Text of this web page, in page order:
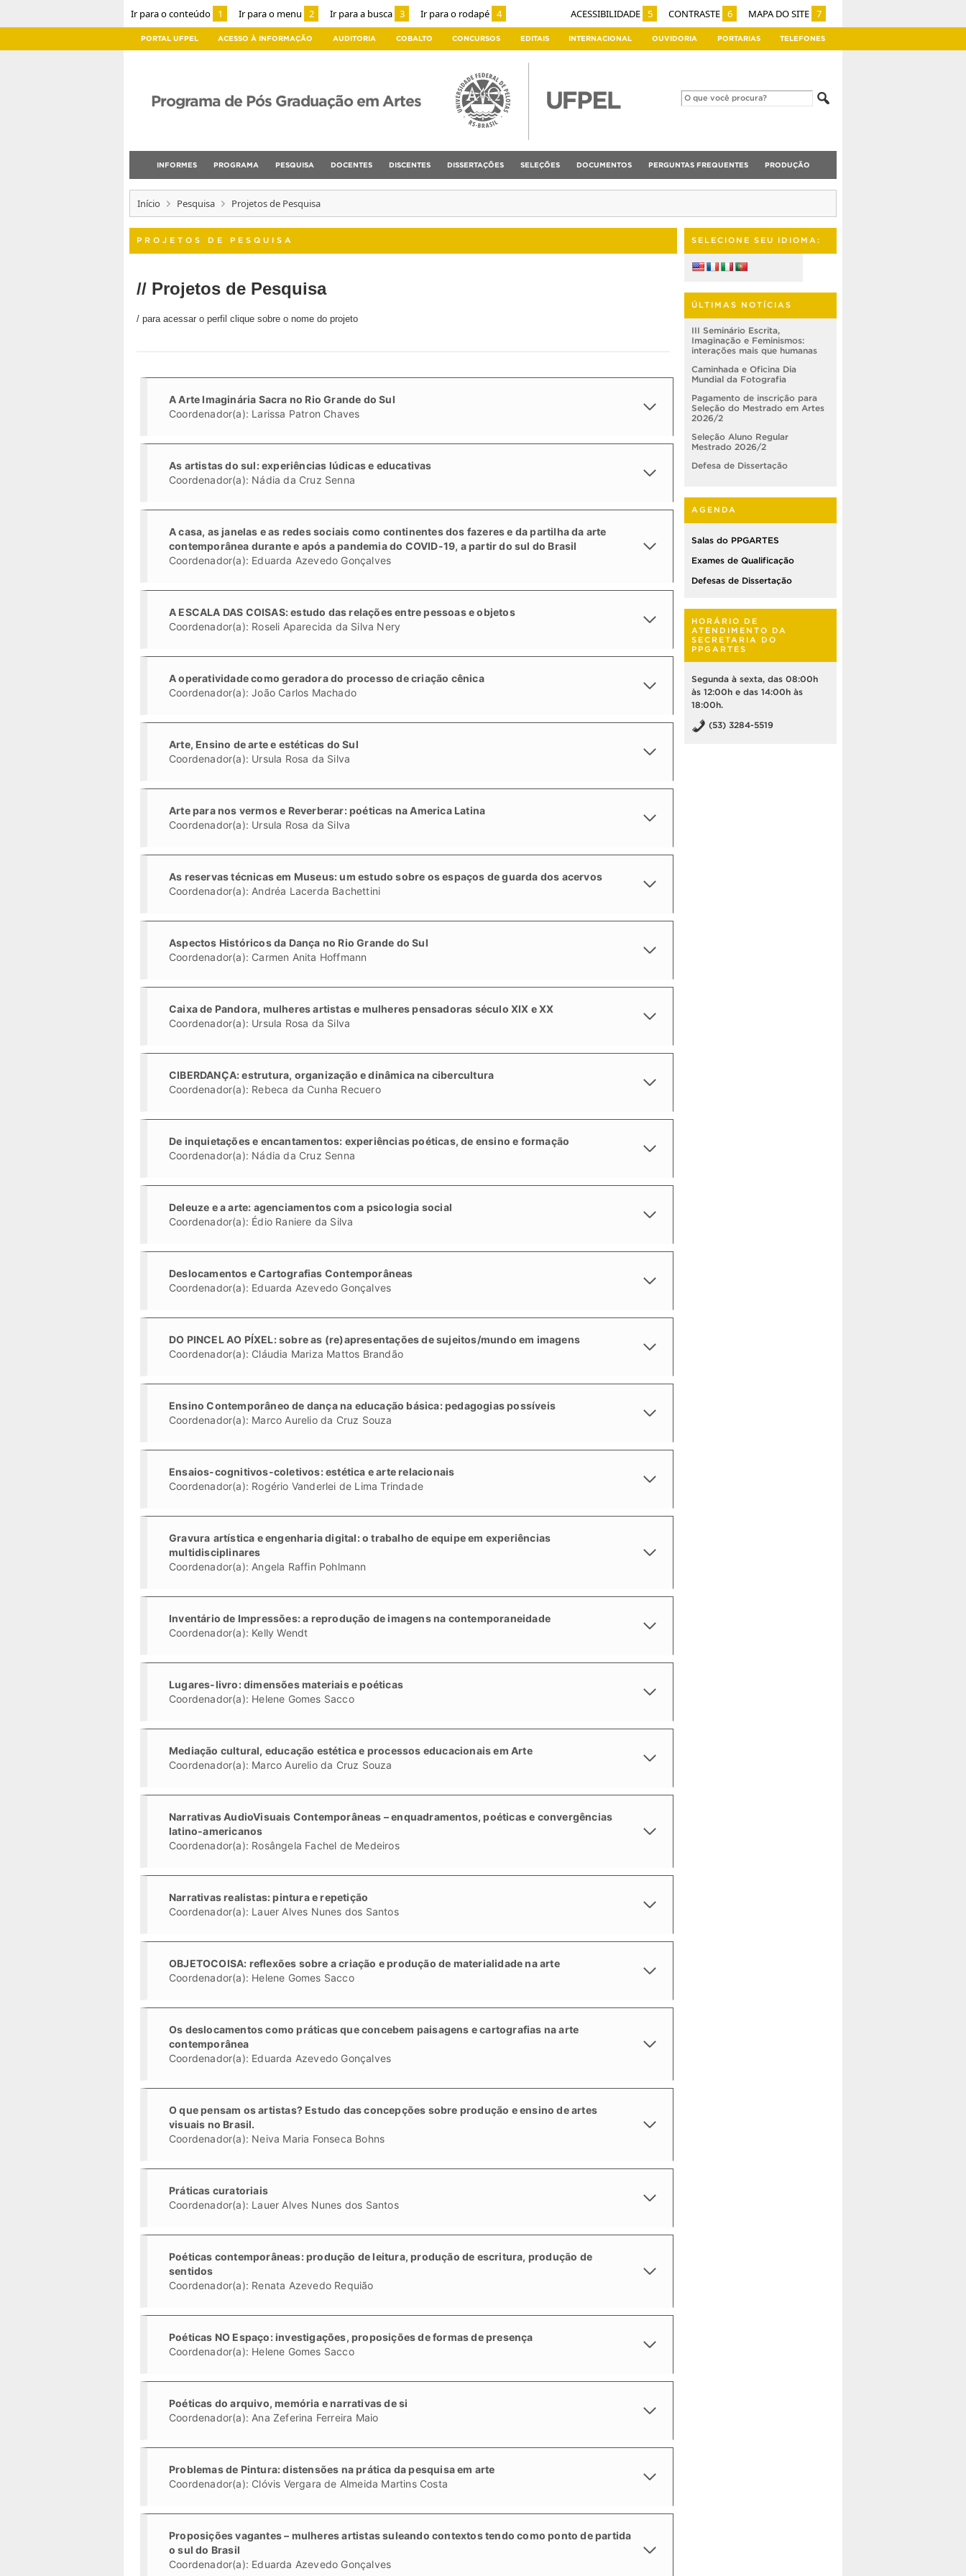
Ir para o conteúdo 1 Ir para o menu 2 Ir para a busca 3 Ir para o rodapé 4 ACESSIBILIDADE 5 CONTRASTE 6 MAPA DO SITE 7
PORTAL UFPEL ACESSO À INFORMAÇÃO AUDITORIA COBALTO CONCURSOS EDITAIS INTERNACIONAL OUVIDORIA PORTARIAS TELEFONES
Programa de Pós Graduação em Artes
INFORMES PROGRAMA PESQUISA DOCENTES DISCENTES DISSERTAÇÕES SELEÇÕES DOCUMENTOS PERGUNTAS FREQUENTES PRODUÇÃO
Início Pesquisa Projetos de Pesquisa
PROJETOS DE PESQUISA
// Projetos de Pesquisa
/ para acessar o perfil clique sobre o nome do projeto
A Arte Imaginária Sacra no Rio Grande do Sul
Coordenador(a): Larissa Patron Chaves
As artistas do sul: experiências lúdicas e educativas
Coordenador(a): Nádia da Cruz Senna
A casa, as janelas e as redes sociais como continentes dos fazeres e da partilha da arte
contemporânea durante e após a pandemia do COVID-19, a partir do sul do Brasil
Coordenador(a): Eduarda Azevedo Gonçalves
A ESCALA DAS COISAS: estudo das relações entre pessoas e objetos
Coordenador(a): Roseli Aparecida da Silva Nery
A operatividade como geradora do processo de criação cênica
Coordenador(a): João Carlos Machado
Arte, Ensino de arte e estéticas do Sul
Coordenador(a): Ursula Rosa da Silva
Arte para nos vermos e Reverberar: poéticas na America Latina
Coordenador(a): Ursula Rosa da Silva
As reservas técnicas em Museus: um estudo sobre os espaços de guarda dos acervos
Coordenador(a): Andréa Lacerda Bachettini
Aspectos Históricos da Dança no Rio Grande do Sul
Coordenador(a): Carmen Anita Hoffmann
Caixa de Pandora, mulheres artistas e mulheres pensadoras século XIX e XX
Coordenador(a): Ursula Rosa da Silva
CIBERDANÇA: estrutura, organização e dinâmica na cibercultura
Coordenador(a): Rebeca da Cunha Recuero
De inquietações e encantamentos: experiências poéticas, de ensino e formação
Coordenador(a): Nádia da Cruz Senna
Deleuze e a arte: agenciamentos com a psicologia social
Coordenador(a): Édio Raniere da Silva
Deslocamentos e Cartografias Contemporâneas
Coordenador(a): Eduarda Azevedo Gonçalves
DO PINCEL AO PÍXEL: sobre as (re)apresentações de sujeitos/mundo em imagens
Coordenador(a): Cláudia Mariza Mattos Brandão
Ensino Contemporâneo de dança na educação básica: pedagogias possíveis
Coordenador(a): Marco Aurelio da Cruz Souza
Ensaios-cognitivos-coletivos: estética e arte relacionais
Coordenador(a): Rogério Vanderlei de Lima Trindade
Gravura artística e engenharia digital: o trabalho de equipe em experiências
multidisciplinares
Coordenador(a): Angela Raffin Pohlmann
Inventário de Impressões: a reprodução de imagens na contemporaneidade
Coordenador(a): Kelly Wendt
Lugares-livro: dimensões materiais e poéticas
Coordenador(a): Helene Gomes Sacco
Mediação cultural, educação estética e processos educacionais em Arte
Coordenador(a): Marco Aurelio da Cruz Souza
Narrativas AudioVisuais Contemporâneas – enquadramentos, poéticas e convergências
latino-americanos
Coordenador(a): Rosângela Fachel de Medeiros
Narrativas realistas: pintura e repetição
Coordenador(a): Lauer Alves Nunes dos Santos
OBJETOCOISA: reflexões sobre a criação e produção de materialidade na arte
Coordenador(a): Helene Gomes Sacco
Os deslocamentos como práticas que concebem paisagens e cartografias na arte
contemporânea
Coordenador(a): Eduarda Azevedo Gonçalves
O que pensam os artistas? Estudo das concepções sobre produção e ensino de artes
visuais no Brasil.
Coordenador(a): Neiva Maria Fonseca Bohns
Práticas curatoriais
Coordenador(a): Lauer Alves Nunes dos Santos
Poéticas contemporâneas: produção de leitura, produção de escritura, produção de
sentidos
Coordenador(a): Renata Azevedo Requião
Poéticas NO Espaço: investigações, proposições de formas de presença
Coordenador(a): Helene Gomes Sacco
Poéticas do arquivo, memória e narrativas de si
Coordenador(a): Ana Zeferina Ferreira Maio
Problemas de Pintura: distensões na prática da pesquisa em arte
Coordenador(a): Clóvis Vergara de Almeida Martins Costa
Proposições vagantes – mulheres artistas suleando contextos tendo como ponto de partida
o sul do Brasil
Coordenador(a): Eduarda Azevedo Gonçalves
SELECIONE SEU IDIOMA:
ÚLTIMAS NOTÍCIAS
III Seminário Escrita,
Imaginação e Feminismos:
interações mais que humanas
Caminhada e Oficina Dia
Mundial da Fotografia
Pagamento de inscrição para
Seleção do Mestrado em Artes
2026/2
Seleção Aluno Regular
Mestrado 2026/2
Defesa de Dissertação
AGENDA
Salas do PPGARTES
Exames de Qualificação
Defesas de Dissertação
HORÁRIO DE
ATENDIMENTO DA
SECRETARIA DO
PPGARTES
Segunda à sexta, das 08:00h
às 12:00h e das 14:00h às
18:00h.
(53) 3284-5519